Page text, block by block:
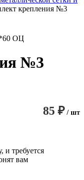
крепления №3
№3
85 ₽ / шт
и требуется
вам